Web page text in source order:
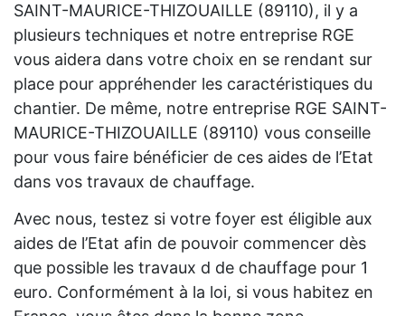
SAINT-MAURICE-THIZOUAILLE (89110), il y a
plusieurs techniques et notre entreprise RGE
vous aidera dans votre choix en se rendant sur
place pour appréhender les caractéristiques du
chantier. De même, notre entreprise RGE SAINT-
MAURICE-THIZOUAILLE (89110) vous conseille
pour vous faire bénéficier de ces aides de l’Etat
dans vos travaux de chauffage.
Avec nous, testez si votre foyer est éligible aux
aides de l’Etat afin de pouvoir commencer dès
que possible les travaux d de chauffage pour 1
euro. Conformément à la loi, si vous habitez en